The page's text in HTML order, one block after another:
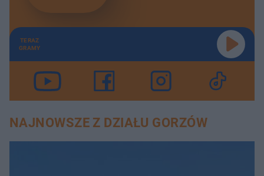
TERAZ
GRAMY
NAJNOWSZE Z DZIAŁU GORZÓW